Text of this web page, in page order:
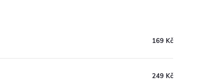
169 Kč
249 Kč